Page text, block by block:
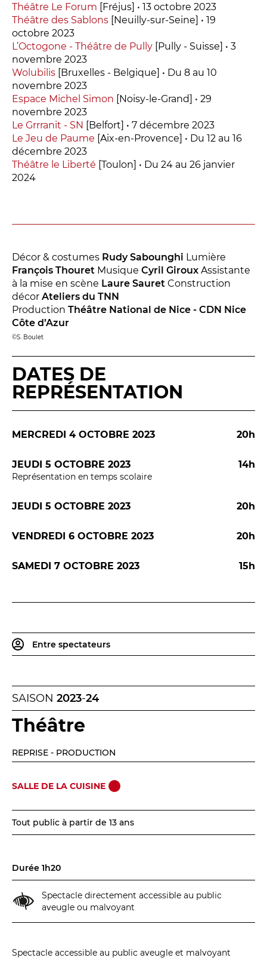
Espace relais
Newsletter
Réservez en ligne
Billetterie en ligne
contact@theatredenice.org
BILLETTERIE 04 93 13 19 00
ADMINISTRATION 04 93 13 90 90
Théâtre Le Forum [Fréjus] • 13 octobre 2023
Théâtre des Sablons [Neuilly-sur-Seine] • 19
octobre 2023
L’Octogone - Théâtre de Pully [Pully - Suisse] • 3
novembre 2023
Wolubilis [Bruxelles - Belgique] • Du 8 au 10
novembre 2023
Espace Michel Simon [Noisy-le-Grand] • 29
novembre 2023
Le Grrranit - SN
[Belfort] • 7 décembre 2023
Le Jeu de Paume [Aix-en-Provence] • Du 12 au 16
décembre 2023
Théâtre le Liberté [Toulon] • Du 24 au 26 janvier
2024
Décor & costumes Rudy Sabounghi Lumière
François Thouret Musique Cyril Giroux Assistante
à la mise en scène Laure Sauret Construction
décor Ateliers du TNN
Production Théâtre National de Nice - CDN Nice
Côte d’Azur
©S. Boulet
DATES DE
REPRÉSENTATION
MERCREDI 4 OCTOBRE 2023 20h
JEUDI 5 OCTOBRE 2023 14h
Représentation en temps scolaire
JEUDI 5 OCTOBRE 2023 20h
VENDREDI 6 OCTOBRE 2023 20h
SAMEDI 7 OCTOBRE 2023 15h
Entre spectateurs
SAISON 2023-24
Théâtre
REPRISE - PRODUCTION
SALLE DE LA CUISINE
Tout public à partir de 13 ans
Durée 1h20
Spectacle directement accessible au public
aveugle ou malvoyant
Spectacle accessible au public aveugle et malvoyant